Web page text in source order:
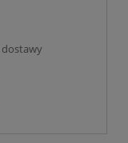
dostawy